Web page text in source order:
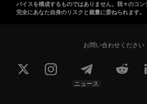
バイスを構成するものではありません。我々のコン
完全にあなた自身のリスクと裁量に委ねられます。
お問い合わせください
ニュース